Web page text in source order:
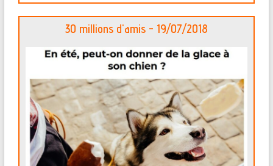
30 millions d'amis - 19/07/2018